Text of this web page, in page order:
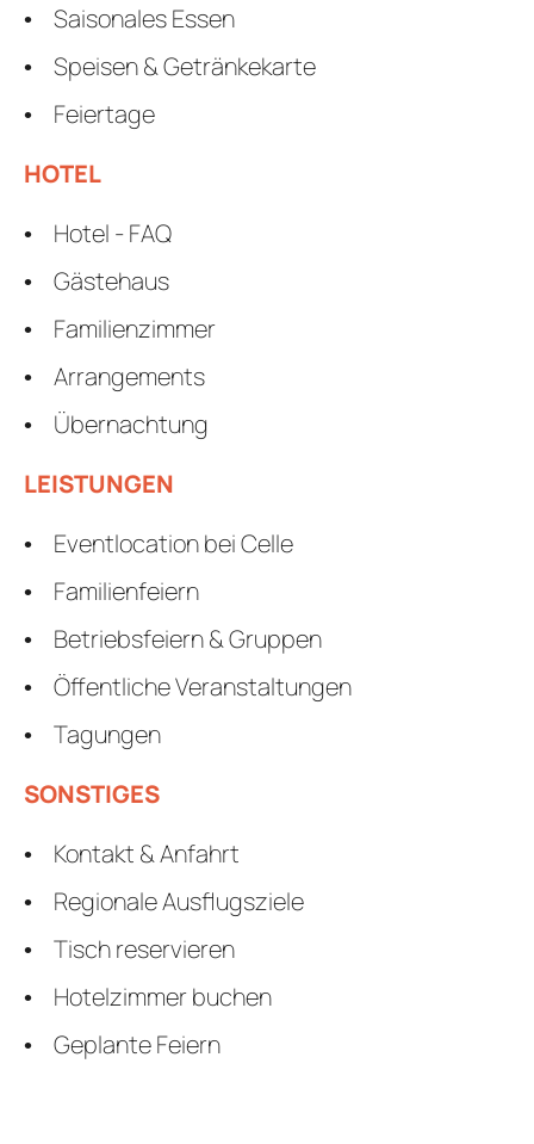
Saisonales Essen
Speisen & Getränkekarte
Feiertage
HOTEL
Hotel - FAQ
Gästehaus
Familienzimmer
Arrangements
Übernachtung
LEISTUNGEN
Eventlocation bei Celle
Familienfeiern
Betriebsfeiern & Gruppen
Öffentliche Veranstaltungen
Tagungen
SONSTIGES
Kontakt & Anfahrt
Regionale Ausflugsziele
Tisch reservieren
Hotelzimmer buchen
Geplante Feiern